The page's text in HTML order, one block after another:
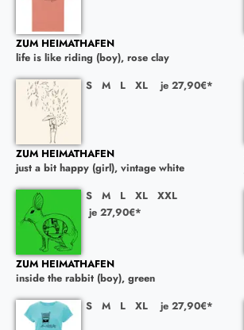
ZUM HEIMATHAFEN
life is like riding (boy), rose clay
S M L XL je 27,90€*
ZUM HEIMATHAFEN
just a bit happy (girl), vintage white
S M L XL
XXL
je 27,90€*
ZUM HEIMATHAFEN
inside the rabbit (boy), green
S M L XL je 27,90€*